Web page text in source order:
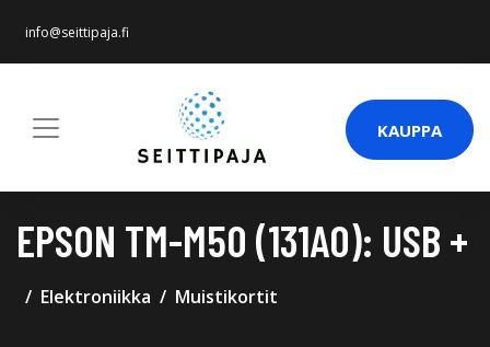
info@seittipaja.fi
KAUPPA
EPSON TM-M50 (131A0): USB +
Elektroniikka Muistikortit